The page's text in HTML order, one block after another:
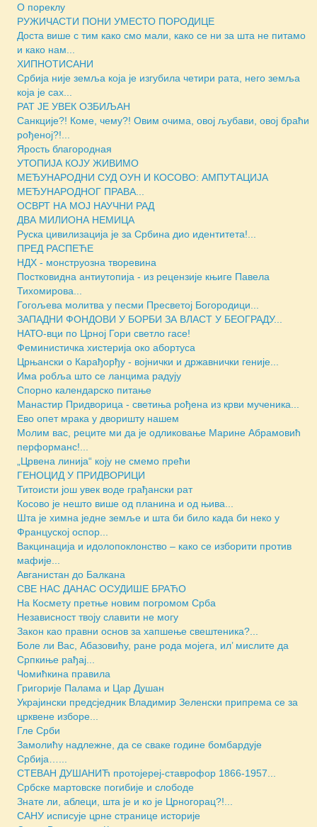
О пореклу
РУЖИЧАСТИ ПОНИ УМЕСТО ПОРОДИЦЕ
Доста више с тим како смо мали, како се ни за шта не питамо
и како нам...
ХИПНОТИСАНИ
Србија није земља која је изгубила четири рата, него земља
која је сах...
РАТ ЈЕ УВЕК ОЗБИЉАН
Санкције?! Коме, чему?! Овим очима, овој љубави, овој браћи
рођеној?!...
Ярость благородная
УТОПИЈА КОЈУ ЖИВИМО
МЕЂУНАРОДНИ СУД ОУН И КОСОВО: АМПУТАЦИЈА
МЕЂУНАРОДНОГ ПРАВА...
ОСВРТ НА МОЈ НАУЧНИ РАД
ДВА МИЛИОНА НЕМИЦА
Руска цивилизација је за Србина дио идентитета!...
ПРЕД РАСПЕЋЕ
НДХ - монструозна творевина
Постковидна антиутопија - из рецензије књиге Павела
Тихомирова...
Гогољева молитва у песми Пресветој Богородици...
ЗАПАДНИ ФОНДОВИ У БОРБИ ЗА ВЛАСТ У БЕОГРАДУ...
НАТО-вци по Црној Гори светло гасе!
Феминистичка хистерија око абортуса
Црњански о Карађорђу - војнички и државнички геније...
Има робља што се ланцима радују
Спорно календарско питање
Манастир Придворица - светиња рођена из крви мученика...
Ево опет мрака у дворишту нашем
Молим вас, реците ми да је одликовање Марине Абрамовић
перформанс!...
„Црвена линија“ коју не смемо прећи
ГЕНОЦИД У ПРИДВОРИЦИ
Титоисти још увек воде грађански рат
Косово је нешто више од планина и од њива...
Шта је химна једне земље и шта би било када би неко у
Француској оспор...
Вакцинација и идолопоклонство – како се изборити против
мафије...
Авганистан до Балкана
СВЕ НАС ДАНАС ОСУДИШЕ БРАЋО
На Космету претње новим погромом Срба
Независност твоју славити не могу
Закон као правни основ за хапшење свештеника?...
Боле ли Вас, Абазовићу, ране рода мојега, ил’ мислите да
Српкиње рађај...
Чомићкина правила
Григорије Палама и Цар Душан
Украјински предсједник Владимир Зеленски припрема се за
црквене изборе...
Гле Срби
Замолићу надлежне, да се сваке године бомбардује
Србија…...
СТЕВАН ДУШАНИЋ протојереј-ставрофор 1866-1957...
Србске мартовске погибије и слободе
Знате ли, аблеци, шта је и ко је Црногорац?!...
САНУ исписује црне странице историје